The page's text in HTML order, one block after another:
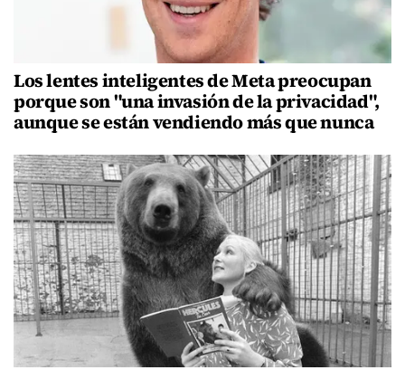
Los lentes inteligentes de Meta preocupan
porque son "una invasión de la privacidad",
aunque se están vendiendo más que nunca